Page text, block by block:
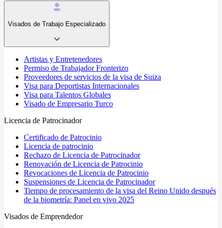
Visados de Trabajo Especializado
Artistas y Entretenedores
Permiso de Trabajador Fronterizo
Proveedores de servicios de la visa de Suiza
Visa para Deportistas Internacionales
Visa para Talentos Globales
Visado de Empresario Turco
Licencia de Patrocinador
Certificado de Patrocinio
Licencia de patrocinio
Rechazo de Licencia de Patrocinador
Renovación de Licencia de Patrocinio
Revocaciones de Licencia de Patrocinio
Suspensiones de Licencia de Patrocinador
Tiempo de procesamiento de la visa del Reino Unido después
de la biometría: Panel en vivo 2025
Visados de Emprendedor